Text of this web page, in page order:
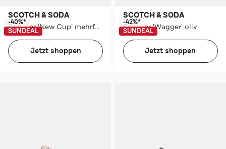
SCOTCH & SODA
Sneaker 'New Cup' mehrfarbig
-40%*
SUNDEAL
Jetzt shoppen
SCOTCH & SODA
Sneaker 'Wagger' oliv
-42%*
SUNDEAL
Jetzt shoppen